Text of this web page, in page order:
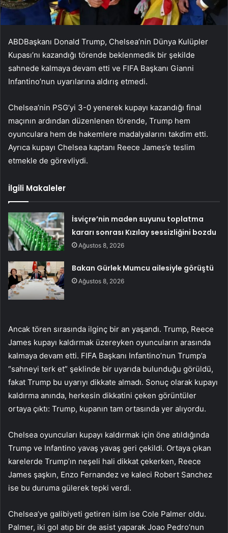
ABDBaşkanı Donald Trump, Chelsea’nin Dünya Kulüpler
Kupası’nı kazandığı törende beklenmedik bir şekilde
sahnede kalmaya devam etti ve FIFA Başkanı Gianni
Infantino’nun uyarılarına aldırış etmedi.
Chelsea’nin PSG’yi 3-0 yenerek kupayı kazandığı final
maçının ardından düzenlenen törende, Trump hem
oyunculara hem de hakemlere madalyalarını takdim etti.
Ayrıca kupayı Chelsea kaptanı Reece James’e teslim
etmekle de görevliydi.
İlgili Makaleler
İsviçre’nin maden suyunu toplatma
kararı sonrası Kızılay sessizliğini bozdu
Ağustos 8, 2026
Bakan Gürlek Mumcu ailesiyle görüştü
Ağustos 8, 2026
Ancak tören sırasında ilginç bir an yaşandı. Trump, Reece
James kupayı kaldırmak üzereyken oyuncuların arasında
kalmaya devam etti. FIFA Başkanı Infantino’nun Trump’a
“sahneyi terk et” şeklinde bir uyarıda bulunduğu görüldü,
fakat Trump bu uyarıyı dikkate almadı. Sonuç olarak kupayı
kaldırma anında, herkesin dikkatini çeken görüntüler
ortaya çıktı: Trump, kupanın tam ortasında yer alıyordu.
Chelsea oyuncuları kupayı kaldırmak için öne atıldığında
Trump ve Infantino yavaş yavaş geri çekildi. Ortaya çıkan
karelerde Trump’ın neşeli hali dikkat çekerken, Reece
James şaşkın, Enzo Fernandez ve kaleci Robert Sanchez
ise bu duruma gülerek tepki verdi.
Chelsea’ye galibiyeti getiren isim ise Cole Palmer oldu.
Palmer, iki gol atıp bir de asist yaparak Joao Pedro’nun